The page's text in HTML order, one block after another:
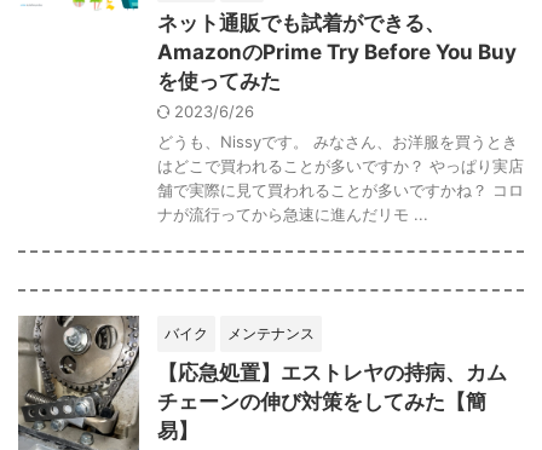
ネット通販でも試着ができる、
AmazonのPrime Try Before You Buy
を使ってみた
2023/6/26
どうも、Nissyです。 みなさん、お洋服を買うとき
はどこで買われることが多いですか？ やっぱり実店
舗で実際に見て買われることが多いですかね？ コロ
ナが流行ってから急速に進んだリモ ...
バイク メンテナンス
【応急処置】エストレヤの持病、カム
チェーンの伸び対策をしてみた【簡
易】